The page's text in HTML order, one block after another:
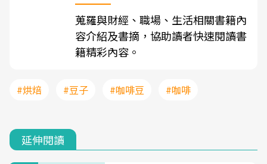
蒐羅與財經、職場、生活相關書籍內
容介紹及書摘，協助讀者快速閱讀書
籍精彩內容。
#烘焙 #豆子 #咖啡豆 #咖啡
延伸閱讀